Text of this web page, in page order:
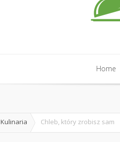
Home
Kulinaria Chleb, który zrobisz sam